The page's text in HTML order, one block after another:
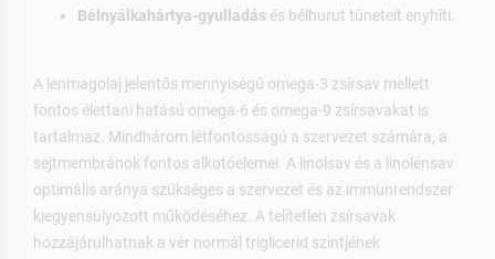
Bélnyálkahártya-gyulladás és bélhurut tüneteit enyhíti.
A lenmagolaj jelentős mennyiségű omega-3 zsírsav mellett
fontos élettani hatású omega-6 és omega-9 zsírsavakat is
tartalmaz. Mindhárom létfontosságú a szervezet számára, a
sejtmembránok fontos alkotóelemei. A linolsav és a linolénsav
optimális aránya szükséges a szervezet és az immunrendszer
kiegyensúlyozott működéséhez. A telítetlen zsírsavak
hozzájárulhatnak a vér normál triglicerid szintjének